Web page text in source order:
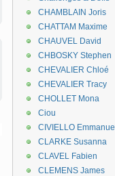
CHAMBLAIN Joris
CHATTAM Maxime
CHAUVEL David
CHBOSKY Stephen
CHEVALIER Chloé
CHEVALIER Tracy
CHOLLET Mona
Ciou
CIVIELLO Emmanuel
CLARKE Susanna
CLAVEL Fabien
CLEMENS James